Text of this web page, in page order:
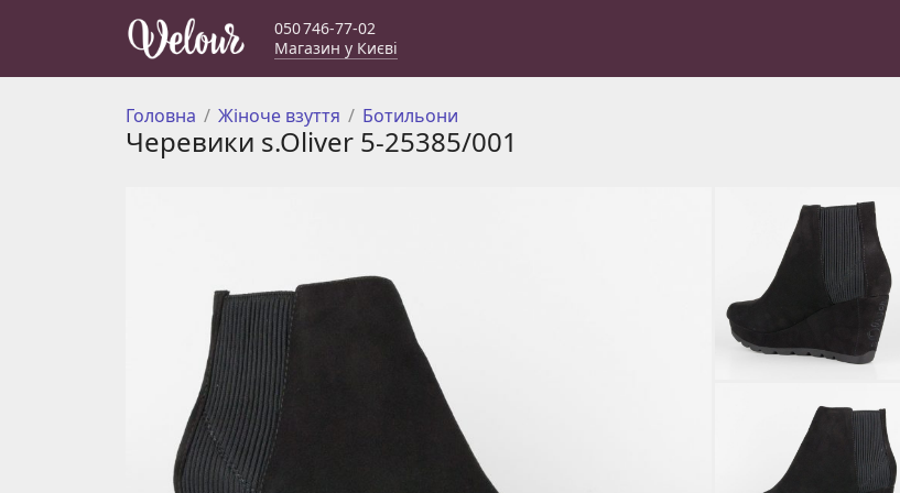
050 746-77-02
Магазин у Києві
Головна Жіноче взуття Ботильони
Черевики s.Oliver 5-25385/001